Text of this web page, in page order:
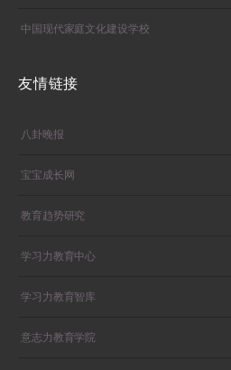
中国现代家庭文化建设学校
友情链接
八卦晚报
宝宝成长网
教育趋势研究
学习力教育中心
学习力教育智库
意志力教育学院